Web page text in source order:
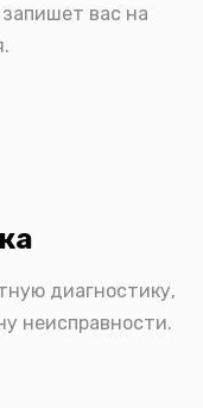
вас на
диагностику,
неисправности.